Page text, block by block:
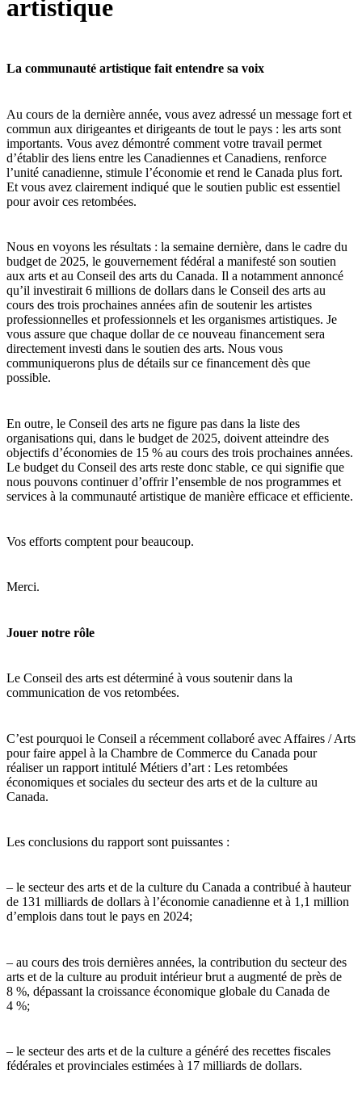
artistique
La communauté artistique fait entendre sa voix
Au cours de la dernière année, vous avez adressé un message fort et
commun aux dirigeantes et dirigeants de tout le pays : les arts sont
importants. Vous avez démontré comment votre travail permet
d’établir des liens entre les Canadiennes et Canadiens, renforce
l’unité canadienne, stimule l’économie et rend le Canada plus fort.
Et vous avez clairement indiqué que le soutien public est essentiel
pour avoir ces retombées.
Nous en voyons les résultats : la semaine dernière, dans le cadre du
budget de 2025, le gouvernement fédéral a manifesté son soutien
aux arts et au Conseil des arts du Canada. Il a notamment annoncé
qu’il investirait 6 millions de dollars dans le Conseil des arts au
cours des trois prochaines années afin de soutenir les artistes
professionnelles et professionnels et les organismes artistiques. Je
vous assure que chaque dollar de ce nouveau financement sera
directement investi dans le soutien des arts. Nous vous
communiquerons plus de détails sur ce financement dès que
possible.
En outre, le Conseil des arts ne figure pas dans la liste des
organisations qui, dans le budget de 2025, doivent atteindre des
objectifs d’économies de 15 % au cours des trois prochaines années.
Le budget du Conseil des arts reste donc stable, ce qui signifie que
nous pouvons continuer d’offrir l’ensemble de nos programmes et
services à la communauté artistique de manière efficace et efficiente.
Vos efforts comptent pour beaucoup.
Merci.
Jouer notre rôle
Le Conseil des arts est déterminé à vous soutenir dans la
communication de vos retombées.
C’est pourquoi le Conseil a récemment collaboré avec Affaires / Arts
pour faire appel à la Chambre de Commerce du Canada pour
réaliser un rapport intitulé Métiers d’art : Les retombées
économiques et sociales du secteur des arts et de la culture au
Canada.
Les conclusions du rapport sont puissantes :
– le secteur des arts et de la culture du Canada a contribué à hauteur
de 131 milliards de dollars à l’économie canadienne et à 1,1 million
d’emplois dans tout le pays en 2024;
– au cours des trois dernières années, la contribution du secteur des
arts et de la culture au produit intérieur brut a augmenté de près de
8 %, dépassant la croissance économique globale du Canada de
4 %;
– le secteur des arts et de la culture a généré des recettes fiscales
fédérales et provinciales estimées à 17 milliards de dollars.